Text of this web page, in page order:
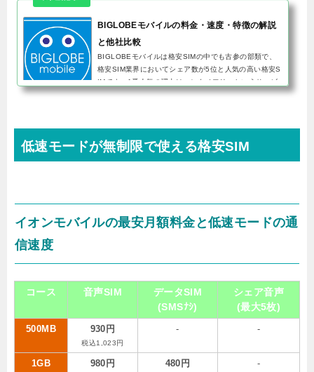
BIGLOBEモバイルの料金・速度・特徴の解説
と他社比較
BIGLOBEモバイルは格安SIMの中でも古参の部類で、
格安SIM業界においてシェア数が5位と人気の高い格安S
IMです。1番人気の理由はエンタメフリーというサービ
スで、このオプションに加入するとYouTubeやAbemaT
低速モードが無制限で使える格安SIM
イオンモバイルの最安月額料金と低速モードの通
信速度
コース 音声SIM
データSIM
(SMSﾅｼ)
シェア音声
(最大5枚)
500MB 930円
税込1,023円
- -
1GB 980円 480円 -